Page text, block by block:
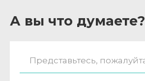
А вы что думаете?